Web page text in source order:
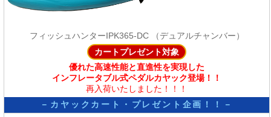
フィッシュハンターIPK365-DC （デュアルチャンバー）
カートプレゼント対象
優れた高速性能と直進性を実現した
インフレータブル式ペダルカヤック登場！！
再入荷いたしました！！！
－カヤックカート・プレゼント企画！！－